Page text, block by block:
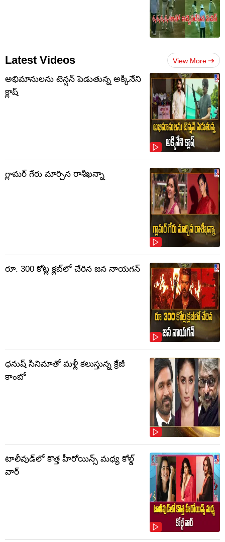
Latest Videos View More
అభిమానులను టెన్షన్‌ పెడుతున్న అక్కినేని
క్లాష్‌
గ్లామర్ గేరు మార్చిన రాశీఖన్నా
రూ. 300 కోట్ల క్లబ్‌లో చేరిన జన నాయగన్
ధనుష్ సినిమాతో మళ్లీ కలుస్తున్న క్రేజీ
కాంబో
టాలీవుడ్‌లో కొత్త హీరోయిన్స్ మధ్య కోల్డ్
వార్